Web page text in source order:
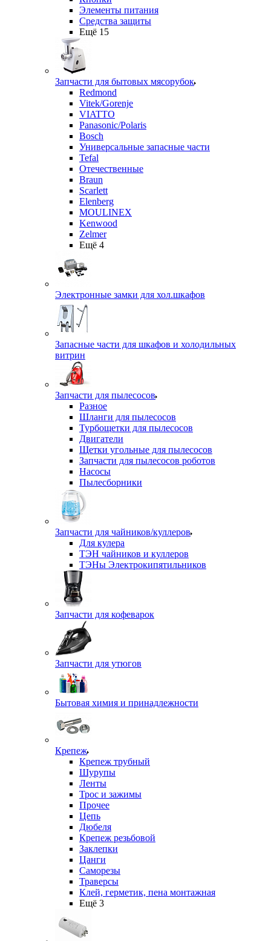
Элементы питания
Средства защиты
Ещё 15
Запчасти для бытовых мясорубок
Redmond
Vitek/Gorenje
VIATTO
Panasonic/Polaris
Bosch
Универсальные запасные части
Tefal
Отечественные
Braun
Scarlett
Elenberg
MOULINEX
Kenwood
Zelmer
Ещё 4
Электронные замки для хол.шкафов
Запасные части для шкафов и холодильных
витрин
Запчасти для пылесосов
Разное
Шланги для пылесосов
Турбощетки для пылесосов
Двигатели
Щетки угольные для пылесосов
Запчасти для пылесосов роботов
Насосы
Пылесборники
Запчасти для чайников/куллеров
Для кулера
ТЭН чайников и куллеров
ТЭНы Электрокипятильников
Запчасти для кофеварок
Запчасти для утюгов
Бытовая химия и принадлежности
Крепеж
Крепеж трубный
Шурупы
Ленты
Трос и зажимы
Прочее
Цепь
Дюбеля
Крепеж резьбовой
Заклепки
Цанги
Саморезы
Траверсы
Клей, герметик, пена монтажная
Ещё 3